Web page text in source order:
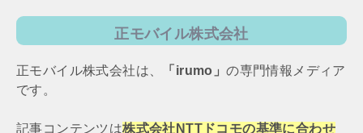
正モバイル株式会社
正モバイル株式会社は、 「irumo」の専門情報メディア
です。
記事コンテンツは株式会社NTTドコモの基準に合わせ